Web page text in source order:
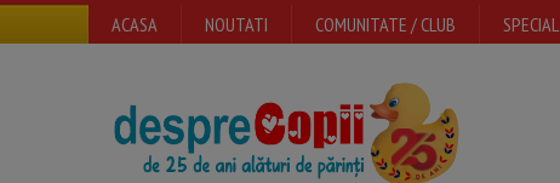
ACASA NOUTATI COMUNITATE / CLUB SPECIAL